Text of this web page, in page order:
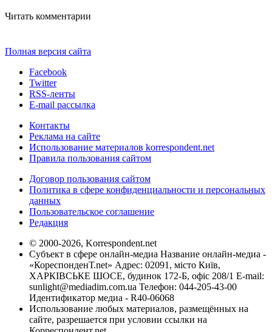
Читать комментарии
Полная версия сайта
Facebook
Twitter
RSS-ленты
E-mail рассылка
Контакты
Реклама на сайте
Использование материалов korrespondent.net
Правила пользования сайтом
Договор пользования сайтом
Политика в сфере конфиденциальности и персональных
данных
Пользовательское соглашение
Редакция
© 2000-2026, Korrespondent.net
Субъект в сфере онлайн-медиа Название онлайн-медиа -
«КореспонденТ.net» Адрес: 02091, місто Київ,
ХАРКІВСЬКЕ ШОСЕ, будинок 172-Б, офіс 208/1 E-mail:
sunlight@mediadim.com.ua Телефон: 044-205-43-00
Идентификатор медиа - R40-06068
Использование любых материалов, размещённых на
сайте, разрешается при условии ссылки на